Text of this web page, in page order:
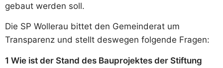
gebaut werden soll.
Die SP Wollerau bittet den Gemeinderat um
Transparenz und stellt deswegen folgende Fragen:
1 Wie ist der Stand des Bauprojektes der Stiftung